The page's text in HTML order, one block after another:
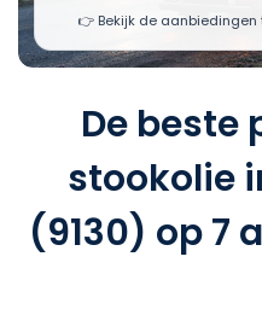
👉 Bekijk de
De beste
stookolie
(9130) op 7